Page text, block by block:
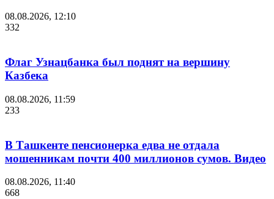
08.08.2026, 12:10
332
Флаг Узнацбанка был поднят на вершину
Казбека
08.08.2026, 11:59
233
В Ташкенте пенсионерка едва не отдала
мошенникам почти 400 миллионов сумов. Видео
08.08.2026, 11:40
668